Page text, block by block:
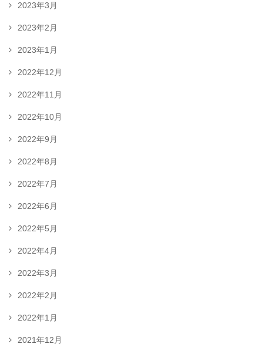
2023年3月
2023年2月
2023年1月
2022年12月
2022年11月
2022年10月
2022年9月
2022年8月
2022年7月
2022年6月
2022年5月
2022年4月
2022年3月
2022年2月
2022年1月
2021年12月